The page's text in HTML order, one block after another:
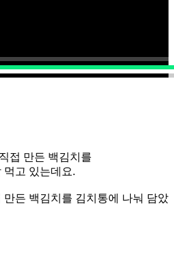
직접 만든 백김치를
먹고 있는데요.
든 백김치를 김치통에 나눠 담았